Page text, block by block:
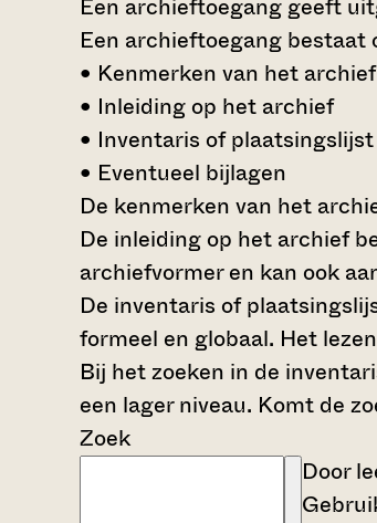
Een archieftoegang geeft
Een archieftoegang bestaat
• Kenmerken van het archief
• Inleiding op het archief
• Inventaris of plaatsingslijst
• Eventueel bijlagen
De kenmerken van het
De inleiding op het archief
archiefvormer en kan ook
De inventaris of
formeel en globaal. Het
Bij het zoeken in de
een lager niveau. Komt de
Zoek
Door